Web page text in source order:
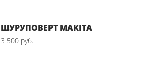
ШУРУПОВЕРТ MAKITA
3 500 руб.